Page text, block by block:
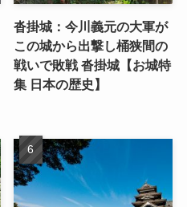
沓掛城：今川義元の大軍が
この城から出撃し桶狭間の
戦いで敗戦 沓掛城【お城特
集 日本の歴史】